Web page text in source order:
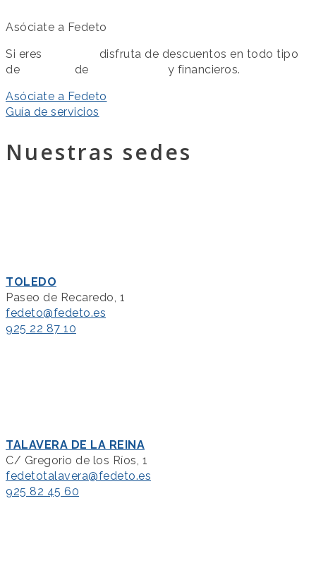
Asóciate a Fedeto
Si eres
disfruta de descuentos en todo tipo
de
de
y financieros.
Asóciate a Fedeto
Guía de servicios
Nuestras sedes
TOLEDO
Paseo de Recaredo, 1
fedeto@fedeto.es
925 22 87 10
TALAVERA DE LA REINA
C/ Gregorio de los Ríos, 1
fedetotalavera@fedeto.es
925 82 45 60